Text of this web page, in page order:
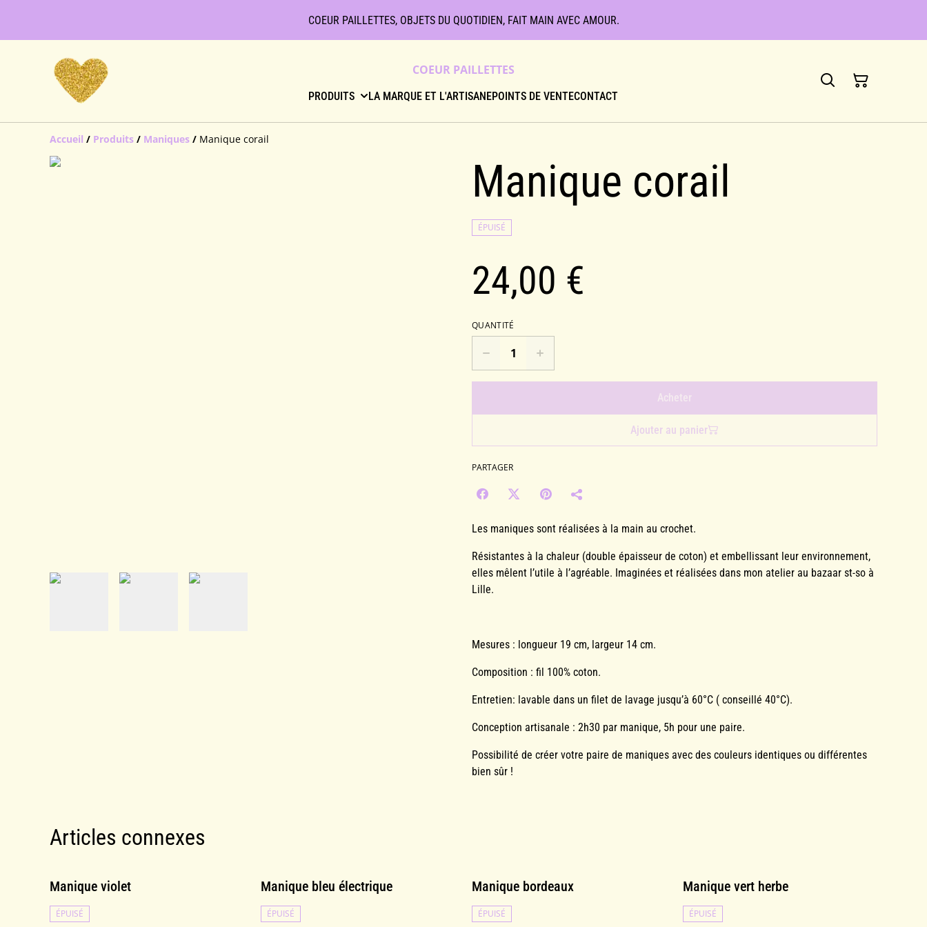
COEUR PAILLETTES, OBJETS DU QUOTIDIEN, FAIT MAIN AVEC AMOUR.
COEUR PAILLETTES
PRODUITS LA MARQUE ET L'ARTISANEPOINTS DE VENTECONTACT
Accueil / Produits / Maniques / Manique corail
Manique corail
ÉPUISÉ
24,00 €
QUANTITÉ
Acheter
Ajouter au panier
PARTAGER
Les maniques sont réalisées à la main au crochet.
Résistantes à la chaleur (double épaisseur de coton) et embellissant leur environnement,
elles mêlent l’utile à l’agréable. Imaginées et réalisées dans mon atelier au bazaar st-so à
Lille.
Mesures : longueur 19 cm, largeur 14 cm.
Composition : fil 100% coton.
Entretien: lavable dans un filet de lavage jusqu’à 60°C ( conseillé 40°C).
Conception artisanale : 2h30 par manique, 5h pour une paire.
Possibilité de créer votre paire de maniques avec des couleurs identiques ou différentes
bien sûr !
Articles connexes
Manique violet
ÉPUISÉ
Manique bleu électrique
ÉPUISÉ
Manique bordeaux
ÉPUISÉ
Manique vert herbe
ÉPUISÉ